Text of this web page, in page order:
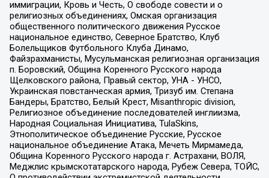
иммиграции, Кровь и Честь, О свободе совести и о
религиозных объединениях, Омская организация
общественного политического движения Русское
национальное единство, Северное Братство, Клуб
Болельщиков Футбольного Клуба Динамо,
Файзрахманисты, Мусульманская религиозная организация
п. Боровский, Община Коренного Русского народа
Щелковского района, Правый сектор, УНА - УНСО,
Украинская повстанческая армия, Тризуб им. Степана
Бандеры, Братство, Белый Крест, Misanthropic division,
Религиозное объединение последователей инглиизма,
Народная Социальная Инициатива, TulaSkins,
Этнополитическое объединение Русские, Русское
национальное объединение Атака, Мечеть Мирмамеда,
Община Коренного Русского народа г. Астрахани, ВОЛЯ,
Меджлис крымскотатарского народа, Рубеж Севера, ТОЙС,